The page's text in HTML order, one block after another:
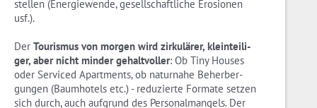
stel­len (En­er­gie­wen­de, ge­sell­schaft­li­che Ero­sio­nen
usf.).
Der Tou­ris­mus von mor­gen wird zir­ku­lä­rer, klein­tei­li­
ger, aber nicht min­der ge­halt­vol­ler: Ob Tiny Hou­ses
oder Ser­viced Apart­ments, ob na­tur­na­he Be­her­ber­
gun­gen (Baum­ho­tels etc.) - re­du­zier­te For­ma­te set­zen
sich durch, auch auf­grund des Per­so­nal­man­gels. Der